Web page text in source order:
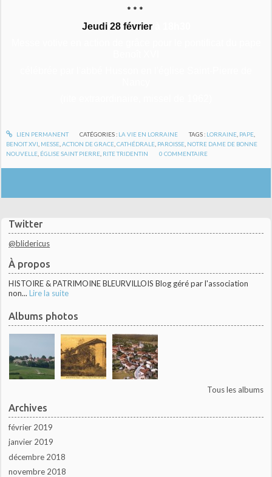
Twitter
@blidericus
À propos
HISTOIRE & PATRIMOINE BLEURVILLOIS Blog géré par l'association
non... Lire la suite
Albums photos
Tous les albums
Archives
février 2019
janvier 2019
décembre 2018
novembre 2018
* * *
Jeudi 28 févrierà 18h30
LIEN PERMANENT CATÉGORIES : LA VIE EN LORRAINE TAGS : LORRAINE PAPE
BENOIT XVI MESSE ,ACTION DE GRACE ,CATHÉDRALE PAROISSE NOTRE DAME DE BONNE
NOUVELLE ÉGLISE SAINT PIERRE RITE TRIDENTIN 0 COMMENTAIRE